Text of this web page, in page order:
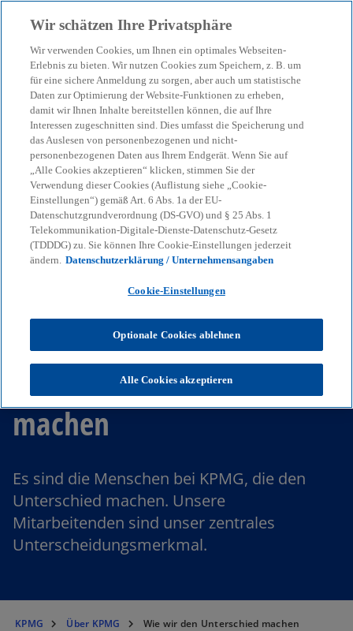
menu search
Wie wir den Unterschied
machen
Es sind die Menschen bei KPMG, die den
Unterschied machen. Unsere
Mitarbeitenden sind unser zentrales
Unterscheidungsmerkmal.
KPMG Über KPMG Wie wir den Unterschied machen
Wir schätzen Ihre Privatsphäre
Wir verwenden Cookies, um Ihnen ein optimales Webseiten-
Erlebnis zu bieten. Wir nutzen Cookies zum Speichern, z. B. um
für eine sichere Anmeldung zu sorgen, aber auch um statistische
Daten zur Optimierung der Website-Funktionen zu erheben,
damit wir Ihnen Inhalte bereitstellen können, die auf Ihre
Interessen zugeschnitten sind. Dies umfasst die Speicherung und
das Auslesen von personenbezogenen und nicht-
personenbezogenen Daten aus Ihrem Endgerät. Wenn Sie auf
„Alle Cookies akzeptieren“ klicken, stimmen Sie der
Verwendung dieser Cookies (Auflistung siehe „Cookie-
Einstellungen“) gemäß Art. 6 Abs. 1a der EU-
Datenschutzgrundverordnung (DS-GVO) und § 25 Abs. 1
Telekommunikation-Digitale-Dienste-Datenschutz-Gesetz
(TDDDG) zu. Sie können Ihre Cookie-Einstellungen jederzeit
ändern. Datenschutzerklärung / Unternehmensangaben
Cookie-Einstellungen
Optionale Cookies ablehnen
Alle Cookies akzeptieren